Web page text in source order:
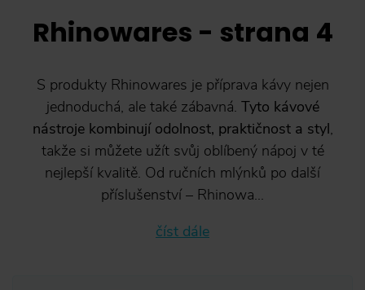
Rhinowares - strana 4
S produkty Rhinowares je příprava kávy nejen
jednoduchá, ale také zábavná. Tyto kávové
nástroje kombinují odolnost, praktičnost a styl,
takže si můžete užít svůj oblíbený nápoj v té
nejlepší kvalitě. Od ručních mlýnků po další
příslušenství – Rhinowa...
číst dále